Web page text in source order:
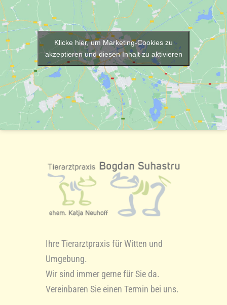
Klicke hier, um Marketing-Cookies zu
akzeptieren und diesen Inhalt zu aktivieren
Ihre Tierarztpraxis für Witten und
Umgebung.
Wir sind immer gerne für Sie da.
Vereinbaren Sie einen Termin bei uns.